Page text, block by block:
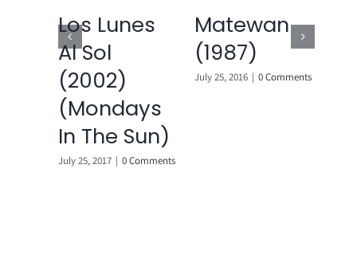
Los Lunes
Al Sol
(2002)
(Mondays
In The Sun)
July 25, 2017 | 0 Comments
Matewan
(1987)
July 25, 2016 | 0 Comments